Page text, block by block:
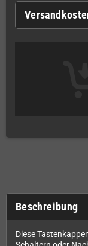
Beschreibung
Diese